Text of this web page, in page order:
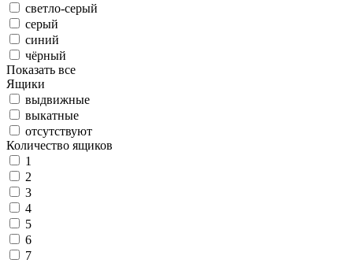
светло-серый
серый
синий
чёрный
Показать все
Ящики
выдвижные
выкатные
отсутствуют
Количество ящиков
1
2
3
4
5
6
7